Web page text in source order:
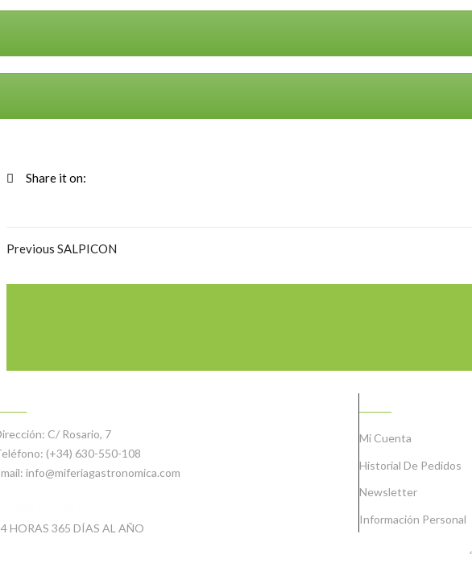
Share it on:
Previous SALPICON
C/ Rosario, 7
(+34) 630-550-108
info@miferiagastronomica.com
HORAS 365 DÍAS AL AÑO
Mi Cuenta
Historial De Pedidos
Newsletter
Información Personal